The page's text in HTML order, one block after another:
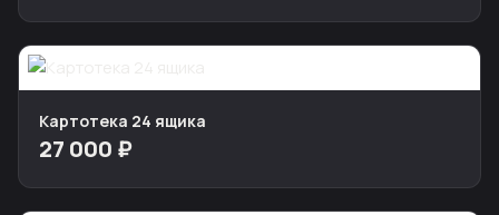
Картотека 24 ящика
27 000 ₽